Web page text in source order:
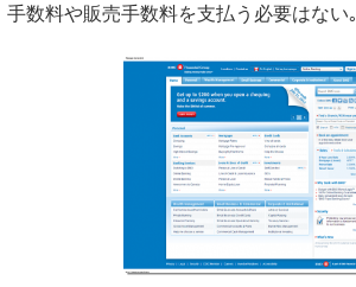
手数料や販売手数料を支払う必要はない｡